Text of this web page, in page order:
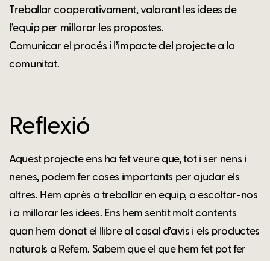
Treballar cooperativament, valorant les idees de
l’equip per millorar les propostes.
Comunicar el procés i l’impacte del projecte a la
comunitat.
Reflexió
Aquest projecte ens ha fet veure que, tot i ser nens i
nenes, podem fer coses importants per ajudar els
altres. Hem après a treballar en equip, a escoltar-nos
i a millorar les idees. Ens hem sentit molt contents
quan hem donat el llibre al casal d’avis i els productes
naturals a Refem. Sabem que el que hem fet pot fer